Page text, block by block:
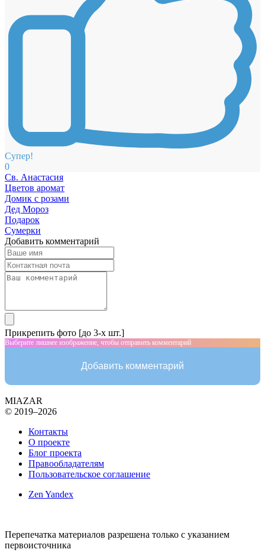
Супер!
0
Св. Анастасия
Цветов аромат
Домик с розами
Дед Мороз
Подарок
Сумерки
Добавить комментарий
Прикрепить фото [до 3-х шт.]
Выберите лишнее изображение, чтобы отправить комментарий
Добавить комментарий
MIAZAR
© 2019–2026
Контакты
О проекте
Блог проекта
Правообладателям
Пользовательское соглашение
Zen Yandex
Перепечатка материалов разрешена только с указанием
первоисточника